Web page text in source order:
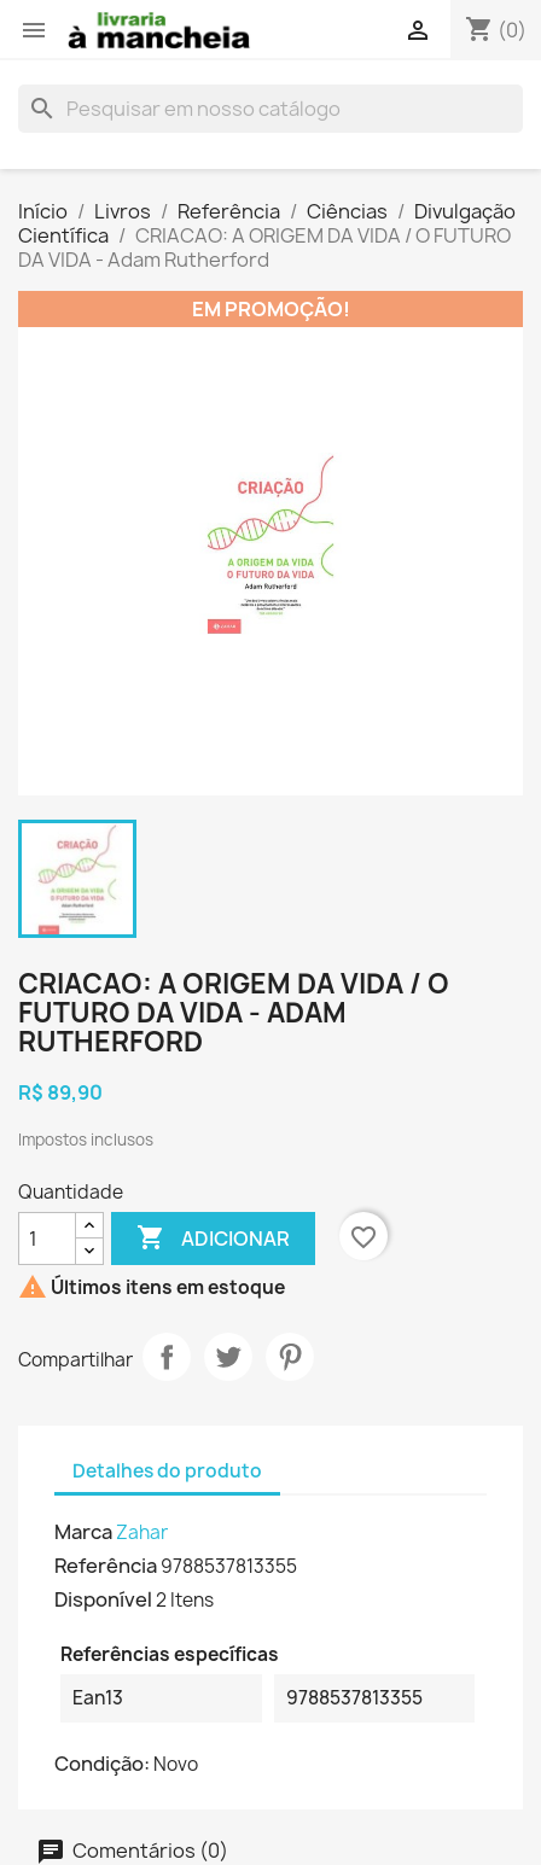
 shopping_cart (0)

search
Início Livros Referência Ciências
Divulgação
Científica
CRIACAO: A ORIGEM DA VIDA / O FUTURO
DA VIDA - Adam Rutherford
EM PROMOÇÃO!
CRIACAO: A ORIGEM DA VIDA / O
FUTURO DA VIDA - ADAM
RUTHERFORD
R$ 89,90
Impostos inclusos
Quantidade
 ADICIONAR
favorite_border
 Últimos itens em estoque
Compartilhar
Detalhes do produto
MarcaZahar
Referência9788537813355
Disponível2 Itens
Referências específicas
Ean13
9788537813355
Condição: Novo
Comentários (0)